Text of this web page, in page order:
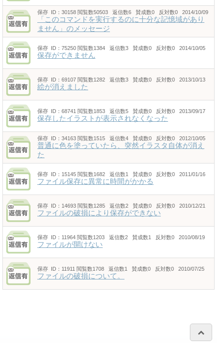
保存 ID：30158 閲覧数50503 返信数6 賛成数0 反対数0 2014/10/09
「このコマンドを実行するのに十分な記憶域があり
ません」のメッセージ
保存 ID：75250 閲覧数1384 返信数3 賛成数0 反対数0 2014/10/05
保存ができません
保存 ID：69107 閲覧数1282 返信数3 賛成数0 反対数0 2013/10/13
絵が消えました
保存 ID：68741 閲覧数1853 返信数5 賛成数0 反対数0 2013/09/17
保存したイラストが表示されなくなった
保存 ID：34163 閲覧数1515 返信数4 賛成数0 反対数0 2012/10/05
普通に色を塗っていたら、突然イラスタ自体が消え
た
保存 ID：15145 閲覧数1682 返信数1 賛成数0 反対数0 2011/01/16
ファイル保存に異常に時間がかかる
保存 ID：14693 閲覧数1285 返信数2 賛成数0 反対数0 2010/12/21
ファイルの破損により保存ができない
保存 ID：11964 閲覧数1203 返信数2 賛成数1 反対数0 2010/08/19
ファイルが開けない
保存 ID：11911 閲覧数1708 返信数1 賛成数0 反対数0 2010/07/25
ファイルの破損について。